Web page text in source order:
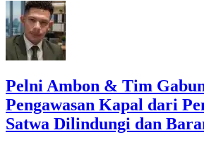
Pelni Ambon & Tim
Pengawasan Kapal dari
Satwa Dilindungi dan